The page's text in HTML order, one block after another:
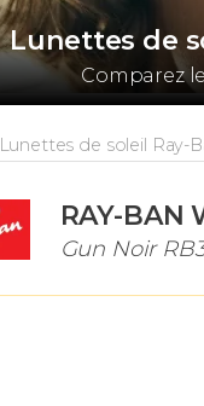
Lunettes de
Comparez
Lunettes de soleil Ray-
RAY-BAN
Gun Noir